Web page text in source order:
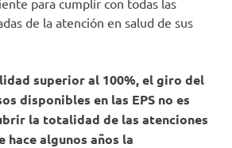
de la atención en salud de sus
superior al 100%, el giro del
disponibles en las EPS no es
la totalidad de las atenciones
hace algunos años la